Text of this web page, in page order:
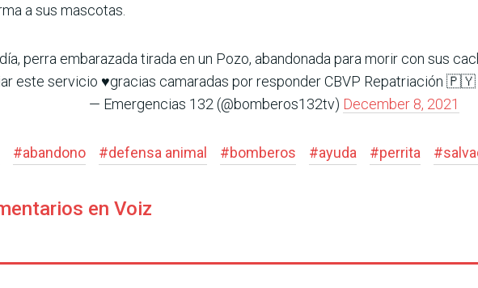
a sus mascotas.
perra embarazada tirada en un Pozo, abandonada para morir con sus
este servicio ♥️gracias camaradas por responder CBVP Repatriación 🇵🇾
— Emergencias 132 (@bomberos132tv) December 8, 2021
#abandono #defensa animal #bomberos #ayuda #perrita #
en Voiz